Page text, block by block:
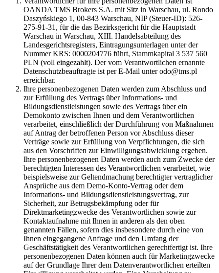
OANDA TMS Brokers S.A. mit Sitz in Warschau, ul. Rondo
Daszyńskiego 1, 00-843 Warschau, NIP (Steuer-ID): 526-
275-91-31, für die das Bezirksgericht für die Hauptstadt
Warschau in Warschau, XIII. Handelsabteilung des
Landesgerichtsregisters, Eintragungsunterlagen unter der
Nummer KRS: 0000204776 führt, Stammkapital 3 537 560
PLN (voll eingezahlt). Der vom Verantwortlichen ernannte
Datenschutzbeauftragte ist per E-Mail unter odo@tms.pl
erreichbar.
Ihre personenbezogenen Daten werden zum Abschluss und
zur Erfüllung des Vertrags über Informations- und
Bildungsdienstleistungen sowie des Vertrags über ein
Demokonto zwischen Ihnen und dem Verantwortlichen
verarbeitet, einschließlich der Durchführung von Maßnahmen
auf Antrag der betroffenen Person vor Abschluss dieser
Verträge sowie zur Erfüllung von Verpflichtungen, die sich
aus den Vorschriften zur Einwilligungsabwicklung ergeben.
Ihre personenbezogenen Daten werden auch zum Zwecke der
berechtigten Interessen des Verantwortlichen verarbeitet, wie
beispielsweise zur Geltendmachung berechtigter vertraglicher
Ansprüche aus dem Demo-Konto-Vertrag oder dem
Informations- und Bildungsdienstleistungsvertrag, zur
Sicherheit, zur Betrugsbekämpfung oder für
Direktmarketingzwecke des Verantwortlichen sowie zur
Kontaktaufnahme mit Ihnen in anderen als den oben
genannten Fällen, sofern dies insbesondere durch eine von
Ihnen eingegangene Anfrage und den Umfang der
Geschäftstätigkeit des Verantwortlichen gerechtfertigt ist. Ihre
personenbezogenen Daten können auch für Marketingzwecke
auf der Grundlage Ihrer dem Datenverantwortlichen erteilten